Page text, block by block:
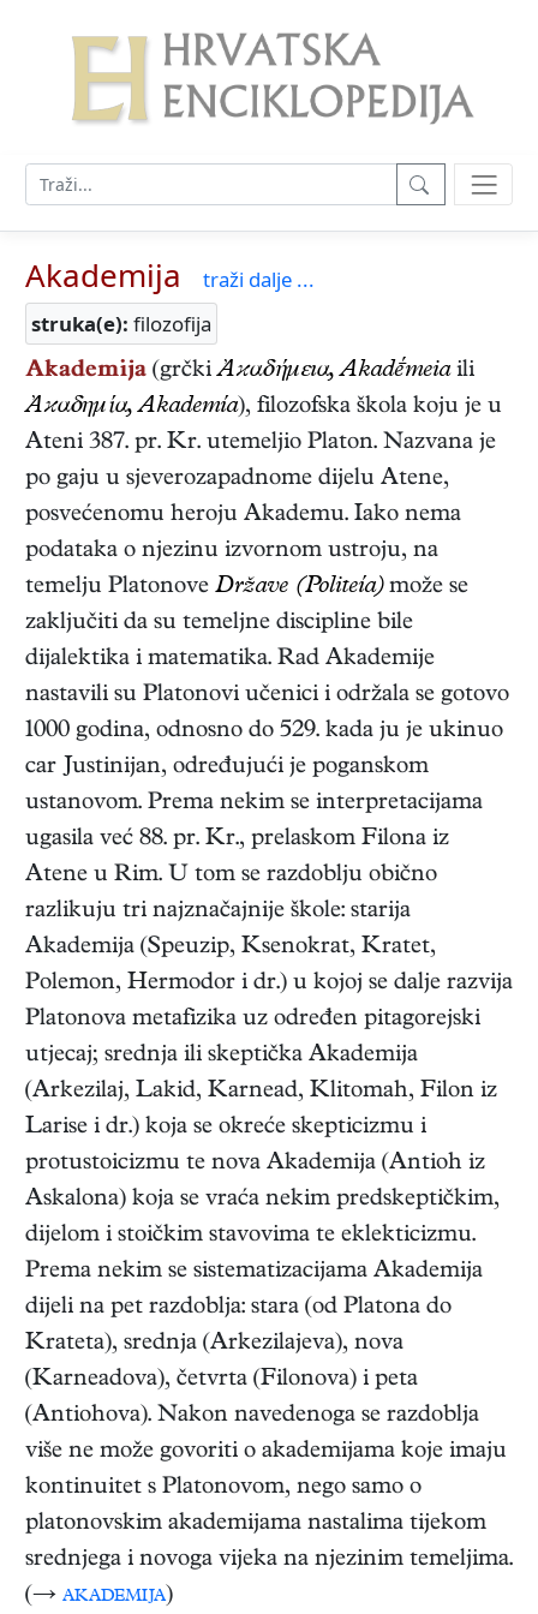
Akademija
traži dalje ...
struka(e): filozofija
Akademija (grčkiἈϰαδήμεıα, Akadḗmeiaili
Ἀϰαδημία, Akademía), filozofska škola koju je u
Ateni 387. pr. Kr. utemeljio Platon. Nazvana je
po gaju u sjeverozapadnome dijelu Atene,
posvećenomu heroju Akademu. Iako nema
podataka o njezinu izvornom ustroju, na
temelju Platonove Države (Politeía)može se
zaključiti da su temeljne discipline bile
dijalektika i matematika. Rad Akademije
nastavili su Platonovi učenici i održala se gotovo
1000 godina, odnosno do 529. kada ju je ukinuo
car Justinijan, određujući je poganskom
ustanovom. Prema nekim se interpretacijama
ugasila već 88. pr. Kr., prelaskom Filona iz
Atene u Rim. U tom se razdoblju obično
razlikuju tri najznačajnije škole: starija
Akademija (Speuzip, Ksenokrat, Kratet,
Polemon, Hermodor i dr.) u kojoj se dalje razvija
Platonova metafizika uz određen pitagorejski
utjecaj; srednja ili skeptička Akademija
(Arkezilaj, Lakid, Karnead, Klitomah, Filon iz
Larise i dr.) koja se okreće skepticizmu i
protustoicizmu te nova Akademija (Antioh iz
Askalona) koja se vraća nekim predskeptičkim,
dijelom i stoičkim stavovima te eklekticizmu.
Prema nekim se sistematizacijama Akademija
dijeli na pet razdoblja: stara (od Platona do
Krateta), srednja (Arkezilajeva), nova
(Karneadova), četvrta (Filonova) i peta
(Antiohova). Nakon navedenoga se razdoblja
više ne može govoriti o akademijama koje imaju
kontinuitet s Platonovom, nego samo o
platonovskim akademijama nastalima tijekom
srednjega i novoga vijeka na njezinim temeljima.
(→ akademija)